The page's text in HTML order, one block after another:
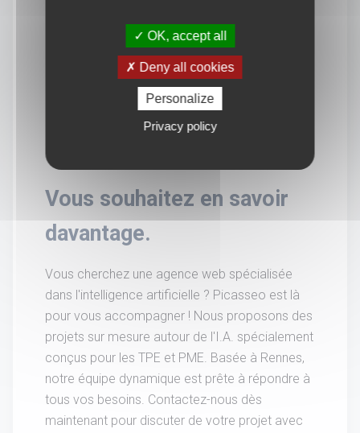
Vous souhaitez en savoir
davantage.
Vous cherchez une agence web spécialisée
dans l'intelligence artificielle ? Picasseo est là
pour vous accompagner ! Nous proposons des
projets sur mesure autour de l'I.A. spécialement
conçus pour les TPE et PME. Basée à Rennes,
notre équipe dynamique est prête à répondre à
tous vos besoins. Contactez-nous dès
maintenant pour discuter de votre projet avec
OK, accept all
Deny all cookies
Personalize
Privacy policy